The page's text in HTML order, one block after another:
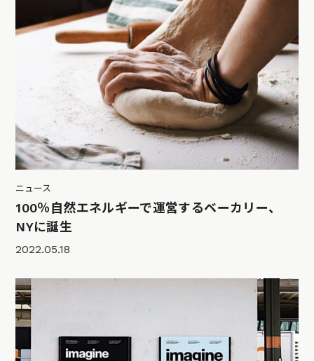
ニュース
100％自然エネルギーで運営するベーカリー、
NYに誕生
2022.05.18